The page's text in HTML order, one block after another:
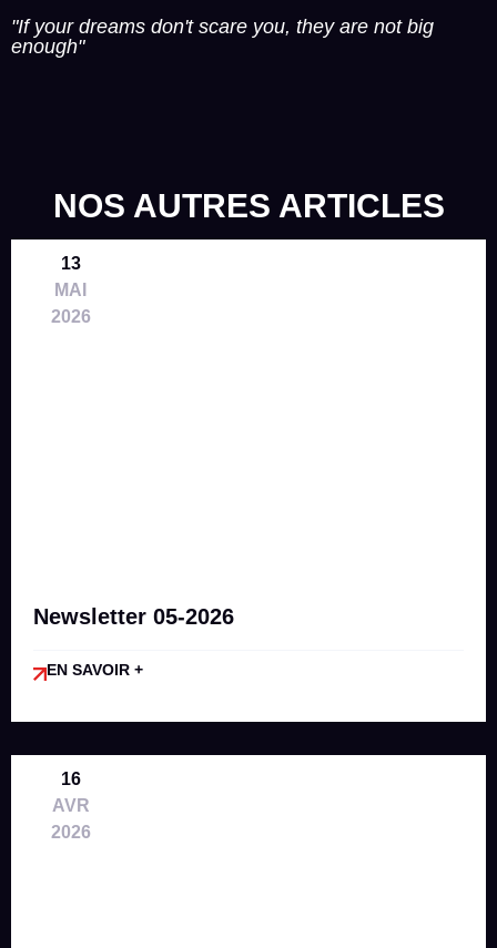
"If your dreams don't scare you, they are not big
enough"
NOS AUTRES ARTICLES
13
MAI
2026
Newsletter 05-2026
EN SAVOIR +
16
AVR
2026